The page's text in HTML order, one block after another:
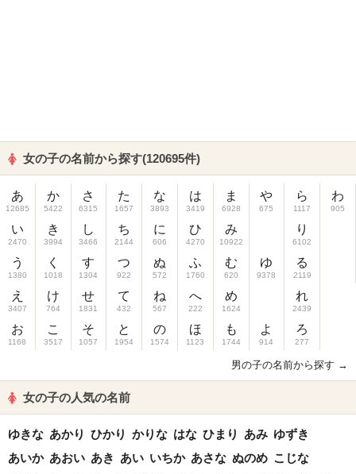
女の子の名前から探す(120695件)
あ
12685
い
2470
う
1380
え
3407
お
1168
か
5422
き
3994
く
1018
け
764
こ
3517
さ
6315
し
3466
す
1304
せ
1831
そ
1057
た
1657
ち
2144
つ
922
て
432
と
1954
な
3893
に
606
ぬ
572
ね
567
の
1574
は
3419
ひ
4270
ふ
1760
へ
222
ほ
1123
ま
6928
み
10922
む
620
め
1624
も
1744
や
675
ゆ
9378
よ
914
ら
1117
り
6102
る
2119
れ
2439
ろ
277
わ
905
男の子の名前から探す →
女の子の人気の名前
ゆきな あかり ひかり かりな はな ひまり あみ ゆずき
あいか あおい あき あい いちか あさな ぬのめ こじな